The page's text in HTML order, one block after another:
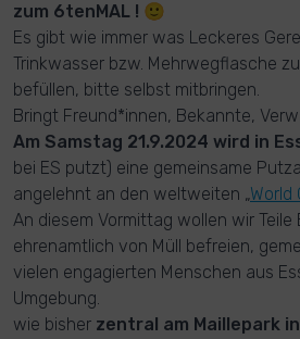
zum 6tenMAL ! 🙂
Es gibt wie immer was Leckeres
Trinkwasser bzw. Mehrwegflasche
befüllen, bitte selbst mitbringen.
Bringt Freund*innen, Bekannte,
Am Samstag 21.9.2024 wird in
bei ES putzt) eine gemeinsame
angelehnt an den weltweiten „World
An diesem Vormittag wollen wir Teile
ehrenamtlich von Müll befreien,
vielen engagierten Menschen aus
Umgebung.
wie bisher zentral am Maillepark